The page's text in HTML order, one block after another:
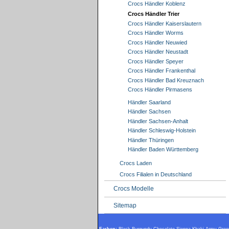
Crocs Händler Koblenz
Crocs Händler Trier
Crocs Händler Kaiserslautern
Crocs Händler Worms
Crocs Händler Neuwied
Crocs Händler Neustadt
Crocs Händler Speyer
Crocs Händler Frankenthal
Crocs Händler Bad Kreuznach
Crocs Händler Pirmasens
Händler Saarland
Händler Sachsen
Händler Sachsen-Anhalt
Händler Schleswig-Holstein
Händler Thüringen
Händler Baden Württemberg
Crocs Laden
Crocs Filialen in Deutschland
Crocs Modelle
Sitemap